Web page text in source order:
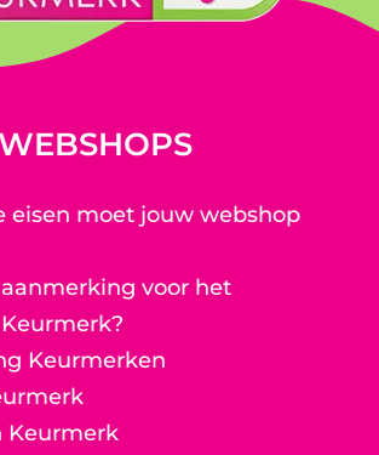
eisen moet jouw webshop
voor het
Keurmerken
Keurmerk